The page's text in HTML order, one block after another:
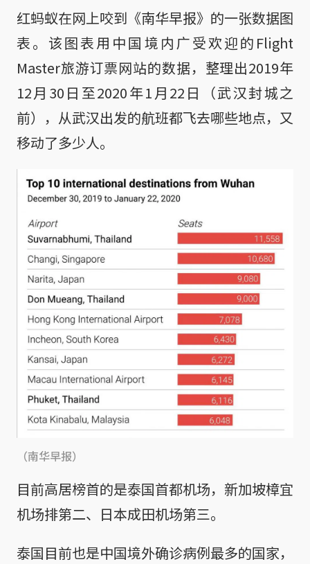
红蚂蚁在网上咬到《南华早报》的一张数据图
表。该图表用中国境内广受欢迎的Flight
Master旅游订票网站的数据，整理出2019年
12月30日至2020年1月22日（武汉封城之
前），从武汉出发的航班都飞去哪些地点，又
移动了多少人。
（南华早报）
目前高居榜首的是泰国首都机场，新加坡樟宜
机场排第二、日本成田机场第三。
泰国目前也是中国境外确诊病例最多的国家，